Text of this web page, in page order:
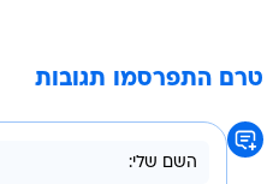
טרם התפרסמו תגובות